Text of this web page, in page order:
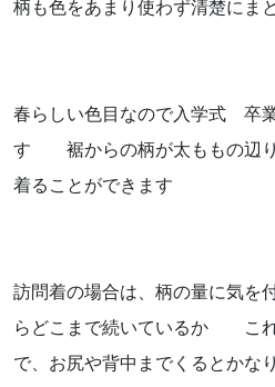
柄も色をあまり使わず清楚にま
春らしい色目なので入学式 卒
す 裾からの柄が太ももの辺り
着ることができます
訪問着の場合は、柄の量に気
らどこまで続いているか これ
で、お尻や背中までくるとかな